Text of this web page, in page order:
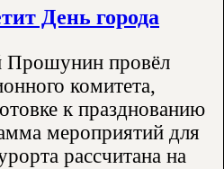
День города
Прошунин провёл
комитета,
к празднованию
мероприятий для
рассчитана на